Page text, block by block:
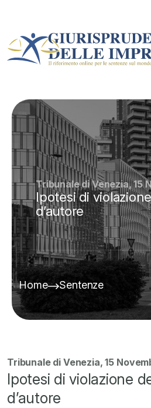
Tribunale di Venezia, 15
Ipotesi di
d’autore
Home Sentenze
Tribunale di Venezia, 15
Ipotesi di violazione
d’autore